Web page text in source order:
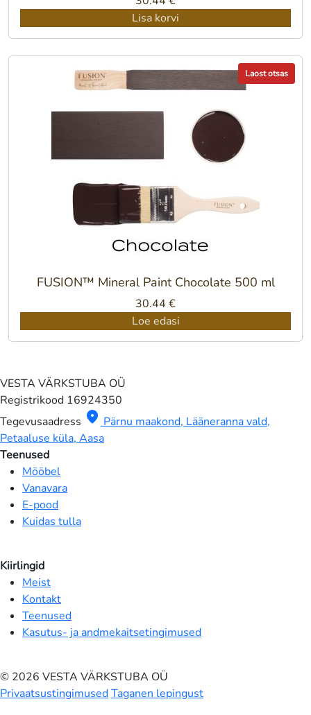
Lisa korvi
Laost otsas
FUSION™ Mineral Paint Chocolate 500 ml
30.44 €
Loe edasi
VESTA VÄRKSTUBA OÜ
Registrikood 16924350
Tegevusaadress location_on Pärnu maakond, Lääneranna vald,
Petaaluse küla, Aasa
Teenused
Mööbel
Vanavara
E-pood
Kuidas tulla
Kiirlingid
Meist
Kontakt
Teenused
Kasutus- ja andmekaitsetingimused
© 2026 VESTA VÄRKSTUBA OÜ
PrivaatsustingimusedTaganen lepingust